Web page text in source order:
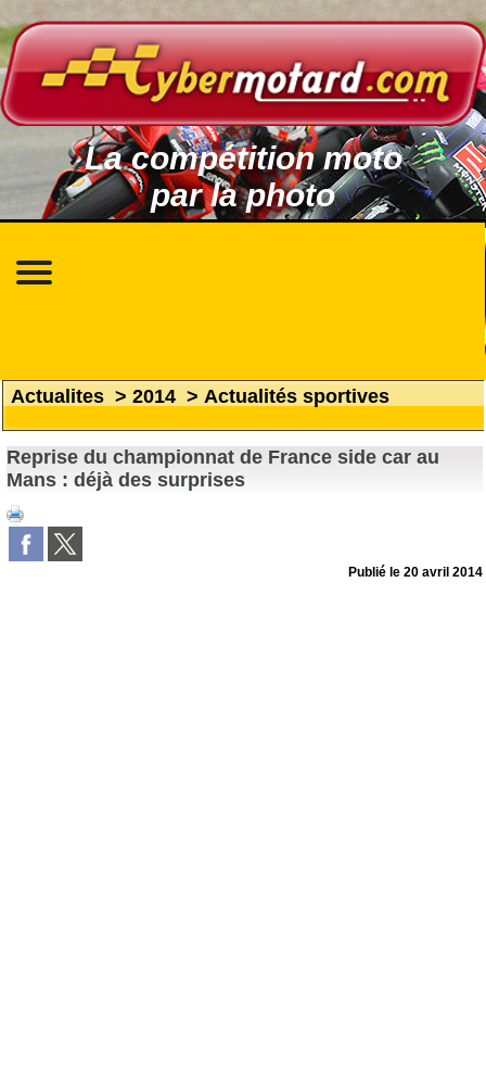
La compétition moto
par la photo
Actualites > 2014 > Actualités sportives
Reprise du championnat de France side car au
Mans : déjà des surprises
Publié le20 avril 2014